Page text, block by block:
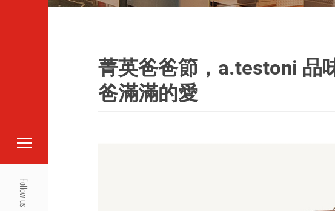
Follow us
菁英爸爸節，a.testoni 品
爸滿滿的愛